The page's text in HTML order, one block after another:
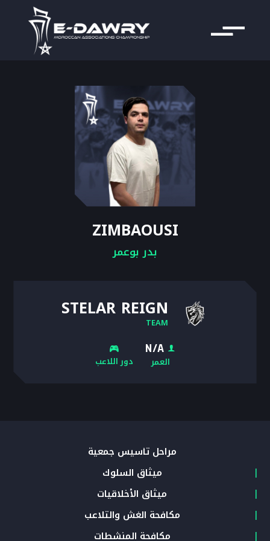
ZIMBAOUSI
بدر بوعمر
STELAR REIGN
TEAM
N/A
العمر دور اللاعب
مراحل تأسيس جمعية
ميثاق السلوك
ميثاق الأخلاقيات
مكافحة الغش والتلاعب
مكافحة المنشطات